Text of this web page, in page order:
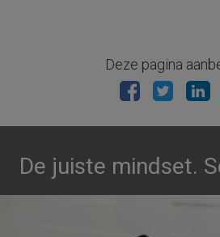
Deze pagina
De juiste mindset.